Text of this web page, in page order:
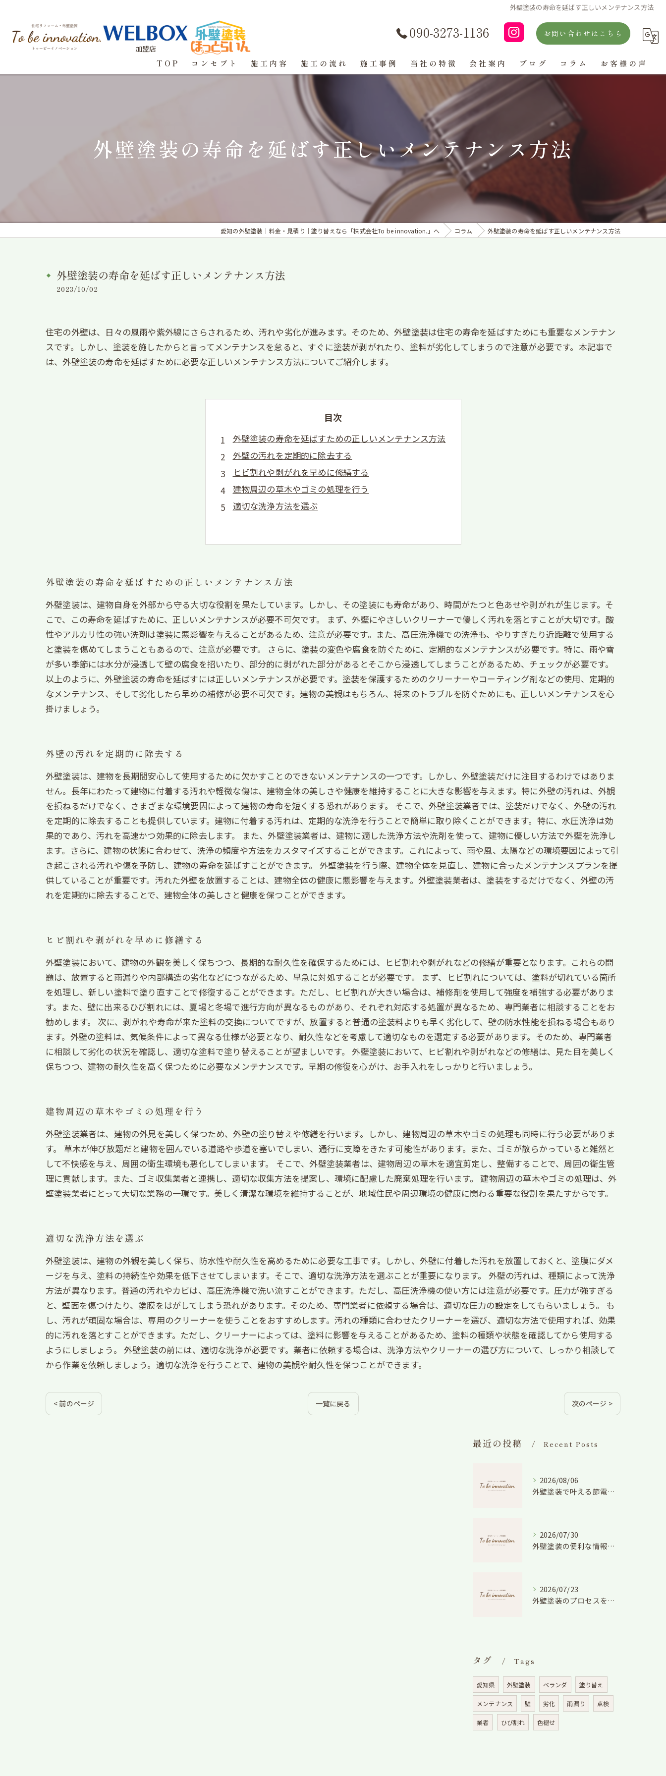
外壁塗装の寿命を延ばす正しいメンテナンス方法
加盟店
090-3273-1136 お問い合わせはこちら
TOP コンセプト 施工内容 施工の流れ 施工事例 当社の特徴
戸建て
マンション
防水工事
コーキング
会社案内
よくある質問
ブログ コラム お客様の声
外壁塗装の寿命を延ばす正しいメンテナンス方法
愛知の外壁塗装｜料金・見積り｜塗り替えなら「株式会社To be innovation.」へ コラム 外壁塗装の寿命を延ばす正しいメンテナンス方法
外壁塗装の寿命を延ばす正しいメンテナンス方法
2023/10/02
住宅の外壁は、日々の風雨や紫外線にさらされるため、汚れや劣化が進みます。そのため、外壁塗装は住宅の寿命を延ばすためにも重要なメンテナン
スです。しかし、塗装を施したからと言ってメンテナンスを怠ると、すぐに塗装が剥がれたり、塗料が劣化してしまうので注意が必要です。本記事で
は、外壁塗装の寿命を延ばすために必要な正しいメンテナンス方法についてご紹介します。
目次
外壁塗装の寿命を延ばすための正しいメンテナンス方法
外壁の汚れを定期的に除去する
ヒビ割れや剥がれを早めに修繕する
建物周辺の草木やゴミの処理を行う
適切な洗浄方法を選ぶ
外壁塗装の寿命を延ばすための正しいメンテナンス方法
外壁塗装は、建物自身を外部から守る大切な役割を果たしています。しかし、その塗装にも寿命があり、時間がたつと色あせや剥がれが生じます。そ
こで、この寿命を延ばすために、正しいメンテナンスが必要不可欠です。 まず、外壁にやさしいクリーナーで優しく汚れを落とすことが大切です。酸
性やアルカリ性の強い洗剤は塗装に悪影響を与えることがあるため、注意が必要です。また、高圧洗浄機での洗浄も、やりすぎたり近距離で使用する
と塗装を傷めてしまうこともあるので、注意が必要です。 さらに、塗装の変色や腐食を防ぐために、定期的なメンテナンスが必要です。特に、雨や雪
が多い季節には水分が浸透して壁の腐食を招いたり、部分的に剥がれた部分があるとそこから浸透してしまうことがあるため、チェックが必要です。
以上のように、外壁塗装の寿命を延ばすには正しいメンテナンスが必要です。塗装を保護するためのクリーナーやコーティング剤などの使用、定期的
なメンテナンス、そして劣化したら早めの補修が必要不可欠です。建物の美観はもちろん、将来のトラブルを防ぐためにも、正しいメンテナンスを心
掛けましょう。
外壁の汚れを定期的に除去する
外壁塗装は、建物を長期間安心して使用するために欠かすことのできないメンテナンスの一つです。しかし、外壁塗装だけに注目するわけではありま
せん。長年にわたって建物に付着する汚れや軽微な傷は、建物全体の美しさや健康を維持することに大きな影響を与えます。特に外壁の汚れは、外観
を損ねるだけでなく、さまざまな環境要因によって建物の寿命を短くする恐れがあります。 そこで、外壁塗装業者では、塗装だけでなく、外壁の汚れ
を定期的に除去することも提供しています。建物に付着する汚れは、定期的な洗浄を行うことで簡単に取り除くことができます。特に、水圧洗浄は効
果的であり、汚れを高速かつ効果的に除去します。 また、外壁塗装業者は、建物に適した洗浄方法や洗剤を使って、建物に優しい方法で外壁を洗浄し
ます。さらに、建物の状態に合わせて、洗浄の頻度や方法をカスタマイズすることができます。これによって、雨や風、太陽などの環境要因によって引
き起こされる汚れや傷を予防し、建物の寿命を延ばすことができます。 外壁塗装を行う際、建物全体を見直し、建物に合ったメンテナンスプランを提
供していることが重要です。汚れた外壁を放置することは、建物全体の健康に悪影響を与えます。外壁塗装業者は、塗装をするだけでなく、外壁の汚
れを定期的に除去することで、建物全体の美しさと健康を保つことができます。
ヒビ割れや剥がれを早めに修繕する
外壁塗装において、建物の外観を美しく保ちつつ、長期的な耐久性を確保するためには、ヒビ割れや剥がれなどの修繕が重要となります。これらの問
題は、放置すると雨漏りや内部構造の劣化などにつながるため、早急に対処することが必要です。 まず、ヒビ割れについては、塗料が切れている箇所
を処理し、新しい塗料で塗り直すことで修復することができます。ただし、ヒビ割れが大きい場合は、補修剤を使用して強度を補強する必要がありま
す。また、壁に出来るひび割れには、夏場と冬場で進行方向が異なるものがあり、それぞれ対応する処置が異なるため、専門業者に相談することをお
勧めします。 次に、剥がれや寿命が来た塗料の交換についてですが、放置すると普通の塗装料よりも早く劣化して、壁の防水性能を損ねる場合もあり
ます。外壁の塗料は、気候条件によって異なる仕様が必要となり、耐久性などを考慮して適切なものを選定する必要があります。そのため、専門業者
に相談して劣化の状況を確認し、適切な塗料で塗り替えることが望ましいです。 外壁塗装において、ヒビ割れや剥がれなどの修繕は、見た目を美しく
保ちつつ、建物の耐久性を高く保つために必要なメンテナンスです。早期の修復を心がけ、お手入れをしっかりと行いましょう。
建物周辺の草木やゴミの処理を行う
外壁塗装業者は、建物の外見を美しく保つため、外壁の塗り替えや修繕を行います。しかし、建物周辺の草木やゴミの処理も同時に行う必要がありま
す。 草木が伸び放題だと建物を囲んでいる道路や歩道を塞いでしまい、通行に支障をきたす可能性があります。また、ゴミが散らかっていると雑然と
して不快感を与え、周囲の衛生環境も悪化してしまいます。 そこで、外壁塗装業者は、建物周辺の草木を適宜剪定し、整備することで、周囲の衛生管
理に貢献します。また、ゴミ収集業者と連携し、適切な収集方法を提案し、環境に配慮した廃棄処理を行います。 建物周辺の草木やゴミの処理は、外
壁塗装業者にとって大切な業務の一環です。美しく清潔な環境を維持することが、地域住民や周辺環境の健康に関わる重要な役割を果たすからです。
適切な洗浄方法を選ぶ
外壁塗装は、建物の外観を美しく保ち、防水性や耐久性を高めるために必要な工事です。しかし、外壁に付着した汚れを放置しておくと、塗膜にダメ
ージを与え、塗料の持続性や効果を低下させてしまいます。そこで、適切な洗浄方法を選ぶことが重要になります。 外壁の汚れは、種類によって洗浄
方法が異なります。普通の汚れやカビは、高圧洗浄機で洗い流すことができます。ただし、高圧洗浄機の使い方には注意が必要です。圧力が強すぎる
と、壁面を傷つけたり、塗膜をはがしてしまう恐れがあります。そのため、専門業者に依頼する場合は、適切な圧力の設定をしてもらいましょう。 も
し、汚れが頑固な場合は、専用のクリーナーを使うことをおすすめします。汚れの種類に合わせたクリーナーを選び、適切な方法で使用すれば、効果
的に汚れを落とすことができます。ただし、クリーナーによっては、塗料に影響を与えることがあるため、塗料の種類や状態を確認してから使用する
ようにしましょう。 外壁塗装の前には、適切な洗浄が必要です。業者に依頼する場合は、洗浄方法やクリーナーの選び方について、しっかり相談して
から作業を依頼しましょう。適切な洗浄を行うことで、建物の美観や耐久性を保つことができます。
< 前のページ 一覧に戻る 次のページ >
最近の投稿 Recent Posts
2026/08/06
外壁塗装で叶える節電効果と愛知県の相場や色選びのポイントを徹底解説
2026/07/30
外壁塗装の便利な情報と失敗しない色や費用判断のコツを徹底解説
2026/07/23
外壁塗装のプロセスを愛知県でスムーズに進めるための工程と費用徹底解説
タグ Tags
愛知県 外壁塗装 ベランダ 塗り替え
メンテナンス 壁 劣化 雨漏り 点検
業者 ひび割れ 色褪せ